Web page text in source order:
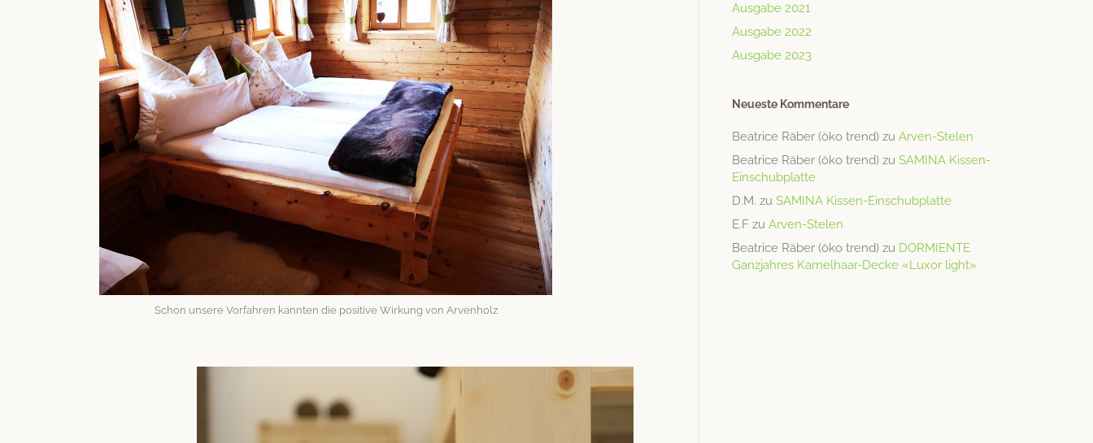
Schon unsere Vor­fahren kan­nten die pos­i­tive Wirkung von Arvenholz
Ausgabe 2021
Ausgabe 2022
Ausgabe 2023
Neueste Kommentare
Beatrice Räber (öko trend) zuArven-Stelen
Beatrice Räber (öko trend) zuSAMINA Kissen-
Einschubplatte
D.M. zuSAMINA Kissen-Einschubplatte
E.F zuArven-Stelen
Beatrice Räber (öko trend) zu DORMIENTE
Ganzjahres Kamelhaar-Decke «Luxor light»